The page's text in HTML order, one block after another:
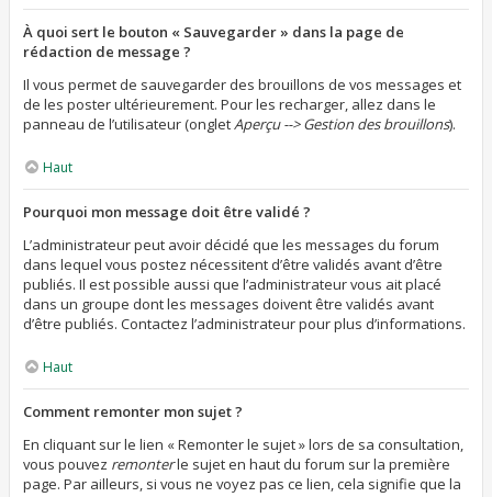
À quoi sert le bouton « Sauvegarder » dans la page de
rédaction de message ?
Il vous permet de sauvegarder des brouillons de vos messages et
de les poster ultérieurement. Pour les recharger, allez dans le
panneau de l’utilisateur (ongletAperçu --> Gestion des brouillons).
Haut
Pourquoi mon message doit être validé ?
L’administrateur peut avoir décidé que les messages du forum
dans lequel vous postez nécessitent d’être validés avant d’être
publiés. Il est possible aussi que l’administrateur vous ait placé
dans un groupe dont les messages doivent être validés avant
d’être publiés. Contactez l’administrateur pour plus d’informations.
Haut
Comment remonter mon sujet ?
En cliquant sur le lien « Remonter le sujet » lors de sa consultation,
vous pouvez remonterle sujet en haut du forum sur la première
page. Par ailleurs, si vous ne voyez pas ce lien, cela signifie que la